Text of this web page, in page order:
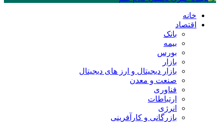
خانه
اقتصاد
بانک
بیمه
بورس
بازار
بازار دیجیتال و ارز های دیجیتال
صنعت و معدن
فناوری
ارتباطات
انرژی
بازرگانی و کارآفرینی